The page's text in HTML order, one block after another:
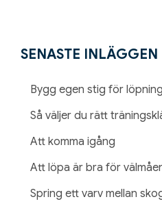
SENASTE INLÄGGEN
Bygg egen stig för löpning
Så väljer du rätt
Att komma igång
Att löpa är bra för
Spring ett varv mellan